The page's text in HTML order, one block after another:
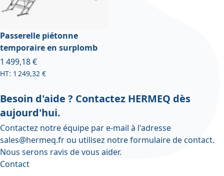
Passerelle piétonne
temporaire en surplomb
À partir de
1 499,18 €
1 249,32 €
Besoin d'aide ? Contactez HERMEQ dès
aujourd'hui.
Contactez notre équipe par e-mail à l'adresse
sales@hermeq.frou utilisez notreformulaire de contact.
Nous serons ravis de vous aider.
Contact